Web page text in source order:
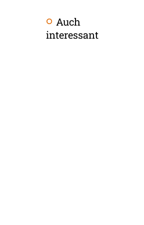
Auch
interessant